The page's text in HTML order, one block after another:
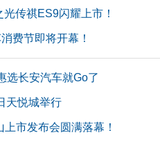
传祺ES9闪耀上市！
费节即将开幕！
选长安汽车就Go了
天悦城举行
市发布会圆满落幕！